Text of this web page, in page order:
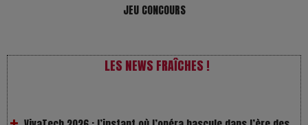
JEU CONCOURS
LES NEWS FRAÎCHES !